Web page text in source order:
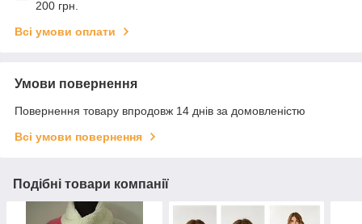
200 грн.
Всі умови оплати
Умови повернення
Повернення товару впродовж 14 днів за домовленістю
Всі умови повернення
Подібні товари компанії